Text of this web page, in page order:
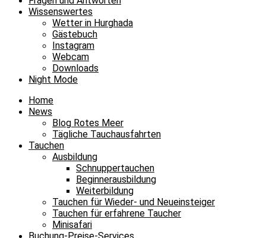
Wissenswertes
Wetter in Hurghada
Gästebuch
Instagram
Webcam
Downloads
Night Mode
Home
News
Blog Rotes Meer
Tägliche Tauchausfahrten
Tauchen
Ausbildung
Schnuppertauchen
Beginnerausbildung
Weiterbildung
Tauchen für Wieder- und Neueinsteiger
Tauchen für erfahrene Taucher
Minisafari